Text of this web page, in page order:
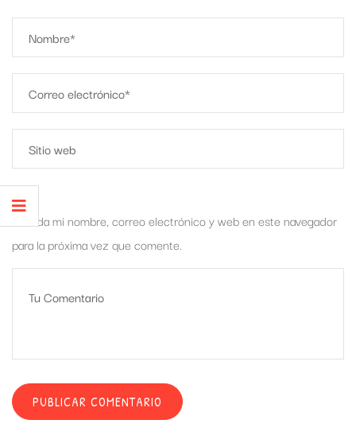
Guarda mi nombre, correo electrónico y web en este navegador
para la próxima vez que comente.